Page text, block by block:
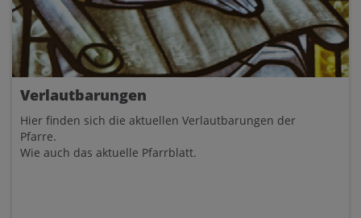
Verlautbarungen
Hier finden sich die aktuellen Verlautbarungen der
Pfarre.
Wie auch das aktuelle Pfarrblatt.